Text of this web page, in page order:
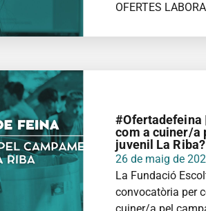
OFERTES
com a cuiner/a
juvenil La Riba?
26 de maig de
La Fundació
convocatòria per